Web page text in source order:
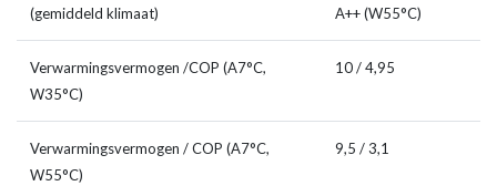
(gemiddeld klimaat)
A++ (W55°C)
Verwarmingsvermogen /COP (A7°C,
W35°C)
10 / 4,95
Verwarmingsvermogen / COP (A7°C,
W55°C)
9,5 / 3,1